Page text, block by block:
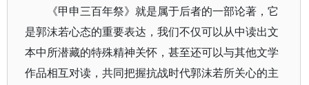
《甲申三百年祭》就是属于后者的一部论著，它
是郭沫若心态的重要表达，我们不仅可以从中读出文
本中所潜藏的特殊精神关怀，甚至还可以与其他文学
作品相互对读，共同把握抗战时代郭沫若所关心的主